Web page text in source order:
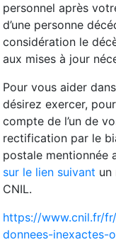
personnel après
d’une personne
considération le
aux mises à jour
Pour vous aider
désirez exercer,
compte de l’un de
rectification par le
postale mentionnée
sur le lien suivant un
CNIL.
https://www.cnil.fr/
donnees-inexactes-